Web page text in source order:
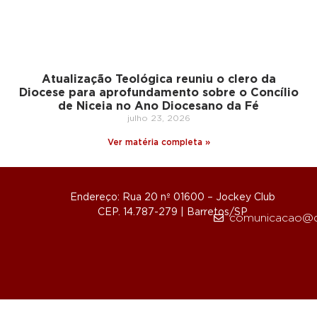
Atualização Teológica reuniu o clero da
Diocese para aprofundamento sobre o Concílio
de Niceia no Ano Diocesano da Fé
julho 23, 2026
Ver matéria completa »
Endereço: Rua 20 nº 01600 – Jockey Club
CEP. 14.787-279 | Barretos/SP